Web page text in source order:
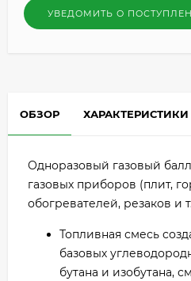
УВЕДОМИТЬ О
ОБЗОР ХАРАКТЕРИСТИКИ
Одноразовый газовый
газовых приборов (плит,
обогревателей, резаков и
Топливная смесь
базовых
бутана и изобутана,